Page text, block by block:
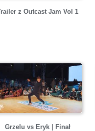
z Outcast Jam Vol 1
Grzelu vs Eryk | Finał